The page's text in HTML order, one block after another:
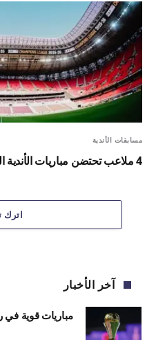
مسابقات الأندية
4 ملاعب تحتضن مباريات الأندية المغربية في المسابقات الإفريقية
اترك
آخر الأخبار
مباريات قوية في